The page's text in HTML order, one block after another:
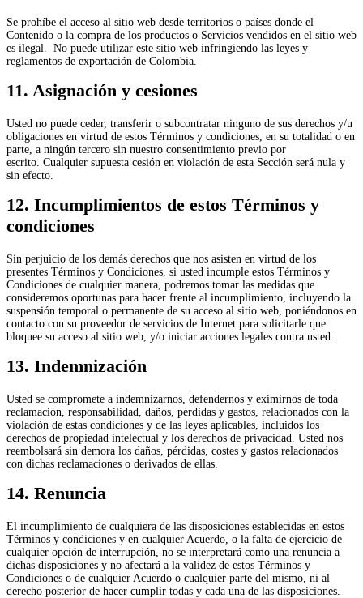
Se prohíbe el acceso al sitio web desde territorios o países donde el
Contenido o la compra de los productos o Servicios vendidos en el sitio web
es ilegal. No puede utilizar este sitio web infringiendo las leyes y
reglamentos de exportación de Colombia.
11. Asignación y cesiones
Usted no puede ceder, transferir o subcontratar ninguno de sus derechos y/u
obligaciones en virtud de estos Términos y condiciones, en su totalidad o en
parte, a ningún tercero sin nuestro consentimiento previo por
escrito. Cualquier supuesta cesión en violación de esta Sección será nula y
sin efecto.
12. Incumplimientos de estos Términos y
condiciones
Sin perjuicio de los demás derechos que nos asisten en virtud de los
presentes Términos y Condiciones, si usted incumple estos Términos y
Condiciones de cualquier manera, podremos tomar las medidas que
consideremos oportunas para hacer frente al incumplimiento, incluyendo la
suspensión temporal o permanente de su acceso al sitio web, poniéndonos en
contacto con su proveedor de servicios de Internet para solicitarle que
bloquee su acceso al sitio web, y/o iniciar acciones legales contra usted.
13. Indemnización
Usted se compromete a indemnizarnos, defendernos y eximirnos de toda
reclamación, responsabilidad, daños, pérdidas y gastos, relacionados con la
violación de estas condiciones y de las leyes aplicables, incluidos los
derechos de propiedad intelectual y los derechos de privacidad. Usted nos
reembolsará sin demora los daños, pérdidas, costes y gastos relacionados
con dichas reclamaciones o derivados de ellas.
14. Renuncia
El incumplimiento de cualquiera de las disposiciones establecidas en estos
Términos y condiciones y en cualquier Acuerdo, o la falta de ejercicio de
cualquier opción de interrupción, no se interpretará como una renuncia a
dichas disposiciones y no afectará a la validez de estos Términos y
Condiciones o de cualquier Acuerdo o cualquier parte del mismo, ni al
derecho posterior de hacer cumplir todas y cada una de las disposiciones.